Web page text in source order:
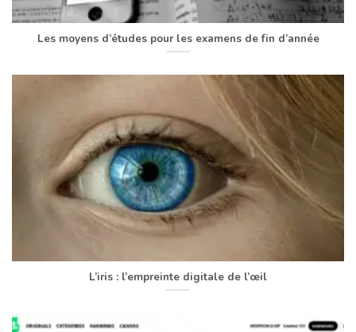
Les moyens d’études pour les examens de fin d’année
L’iris : l’empreinte digitale de l’œil